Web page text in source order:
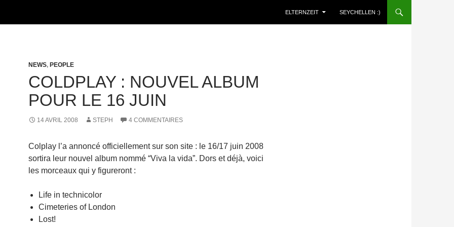
ELTERNZEIT SEYCHELLEN :)
NEWS, PEOPLE
COLDPLAY : NOUVEL ALBUM
POUR LE 16 JUIN
14 AVRIL 2008 STEPH 4 COMMENTAIRES
Colplay l’a annoncé officiellement sur son site : le 16/17 juin 2008
sortira leur nouvel album nommé “Viva la vida”. Dors et déjà, voici
les morceaux qui y figureront :
Life in technicolor
Cimeteries of London
Lost!